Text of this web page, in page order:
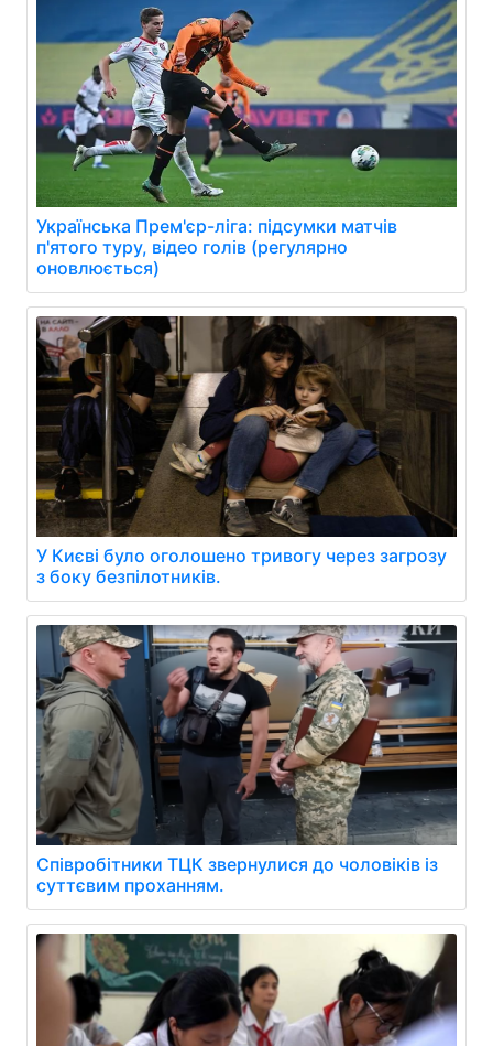
Українська Прем'єр-ліга: підсумки матчів
п'ятого туру, відео голів (регулярно
оновлюється)
У Києві було оголошено тривогу через загрозу
з боку безпілотників.
Співробітники ТЦК звернулися до чоловіків із
суттєвим проханням.